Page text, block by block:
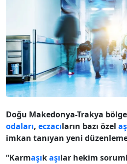
Doğu Makedonya-Trakya
odaları, eczacıların bazı özel
imkan tanıyan yeni
“Karmaşıkaşılar hekim